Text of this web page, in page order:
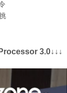
3.0↓↓↓